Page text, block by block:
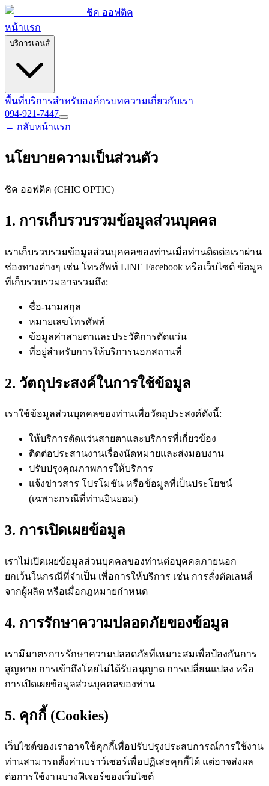
ชิค ออฟติค
หน้าแรก
บริการเลนส์
พื้นที่บริการสำหรับองค์กรบทความเกี่ยวกับเรา
094-921-7447
← กลับหน้าแรก
นโยบายความเป็นส่วนตัว
ชิค ออฟติค (CHIC OPTIC)
1. การเก็บรวบรวมข้อมูลส่วนบุคคล
เราเก็บรวบรวมข้อมูลส่วนบุคคลของท่านเมื่อท่านติดต่อเราผ่าน
ช่องทางต่างๆ เช่น โทรศัพท์ LINE Facebook หรือเว็บไซต์ ข้อมูล
ที่เก็บรวบรวมอาจรวมถึง:
ชื่อ-นามสกุล
หมายเลขโทรศัพท์
ข้อมูลค่าสายตาและประวัติการตัดแว่น
ที่อยู่สำหรับการให้บริการนอกสถานที่
2. วัตถุประสงค์ในการใช้ข้อมูล
เราใช้ข้อมูลส่วนบุคคลของท่านเพื่อวัตถุประสงค์ดังนี้:
ให้บริการตัดแว่นสายตาและบริการที่เกี่ยวข้อง
ติดต่อประสานงานเรื่องนัดหมายและส่งมอบงาน
ปรับปรุงคุณภาพการให้บริการ
แจ้งข่าวสาร โปรโมชัน หรือข้อมูลที่เป็นประโยชน์
(เฉพาะกรณีที่ท่านยินยอม)
3. การเปิดเผยข้อมูล
เราไม่เปิดเผยข้อมูลส่วนบุคคลของท่านต่อบุคคลภายนอก
ยกเว้นในกรณีที่จำเป็น เพื่อการให้บริการ เช่น การสั่งตัดเลนส์
จากผู้ผลิต หรือเมื่อกฎหมายกำหนด
4. การรักษาความปลอดภัยของข้อมูล
เรามีมาตรการรักษาความปลอดภัยที่เหมาะสมเพื่อป้องกันการ
สูญหาย การเข้าถึงโดยไม่ได้รับอนุญาต การเปลี่ยนแปลง หรือ
การเปิดเผยข้อมูลส่วนบุคคลของท่าน
5. คุกกี้ (Cookies)
เว็บไซต์ของเราอาจใช้คุกกี้เพื่อปรับปรุงประสบการณ์การใช้งาน
ท่านสามารถตั้งค่าเบราว์เซอร์เพื่อปฏิเสธคุกกี้ได้ แต่อาจส่งผล
ต่อการใช้งานบางฟีเจอร์ของเว็บไซต์